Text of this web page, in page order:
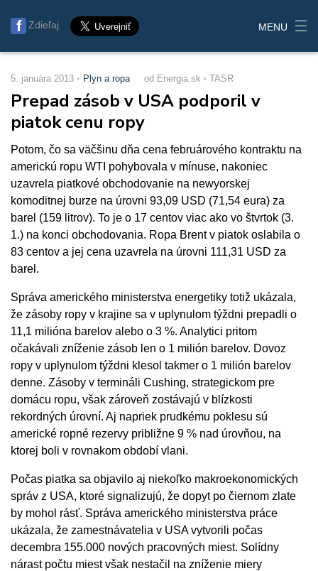
Zdieľaj MENU
5. januára 2013 Plyn a ropa od Energia.sk TASR
Prepad zásob v USA podporil v
piatok cenu ropy
Potom, čo sa väčšinu dňa cena februárového kontraktu na
americkú ropu WTI pohybovala v mínuse, nakoniec
uzavrela piatkové obchodovanie na newyorskej
komoditnej burze na úrovni 93,09 USD (71,54 eura) za
barel (159 litrov). To je o 17 centov viac ako vo štvrtok (3.
1.) na konci obchodovania. Ropa Brent v piatok oslabila o
83 centov a jej cena uzavrela na úrovni 111,31 USD za
barel.
Správa amerického ministerstva energetiky totiž ukázala,
že zásoby ropy v krajine sa v uplynulom týždni prepadli o
11,1 milióna barelov alebo o 3 %. Analytici pritom
očakávali zníženie zásob len o 1 milión barelov. Dovoz
ropy v uplynulom týždni klesol takmer o 1 milión barelov
denne. Zásoby v termináli Cushing, strategickom pre
domácu ropu, však zároveň zostávajú v blízkosti
rekordných úrovní. Aj napriek prudkému poklesu sú
americké ropné rezervy približne 9 % nad úrovňou, na
ktorej boli v rovnakom období vlani.
Počas piatka sa objavilo aj niekoľko makroekonomických
správ z USA, ktoré signalizujú, že dopyt po čiernom zlate
by mohol rásť. Správa amerického ministerstva práce
ukázala, že zamestnávatelia v USA vytvorili počas
decembra 155.000 nových pracovných miest. Solídny
nárast počtu miest však nestačil na zníženie miery